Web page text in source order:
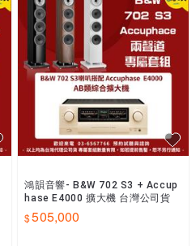
鴻韻音響- B&W 702 S3 + Accup
hase E4000 擴大機 台灣公司貨
505,000